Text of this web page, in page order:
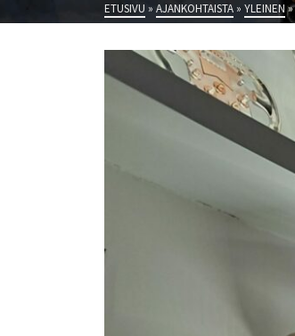
ETUSIVU » AJANKOHTAISTA » YLEINEN »